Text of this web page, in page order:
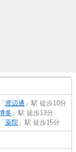
「 渡辺通 」駅 徒歩10分
多 」駅 徒歩13分
「 薬院 」駅 徒歩15分